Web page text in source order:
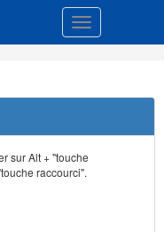
Toggle
sur Alt + "touche
raccourci".